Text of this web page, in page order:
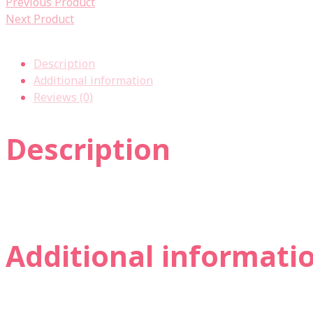
Next Product
Description
Additional information
Reviews (0)
Description
Additional